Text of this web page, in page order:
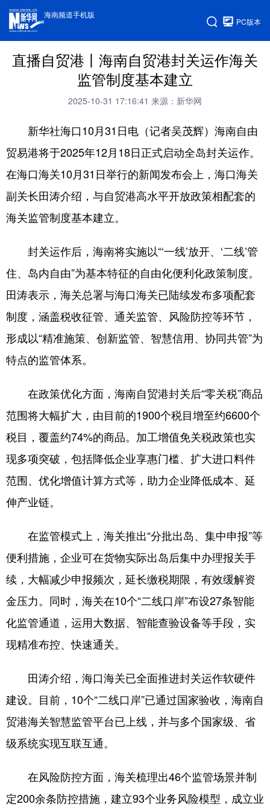
海南频道手机版
PC版本
直播自贸港丨海南自贸港封关运作海关
监管制度基本建立
2025-10-31 17:16:41 来源：新华网
新华社海口10月31日电（记者吴茂辉）海南自由
贸易港将于2025年12月18日正式启动全岛封关运作。
在海口海关10月31日举行的新闻发布会上，海口海关
副关长田涛介绍，与自贸港高水平开放政策相配套的
海关监管制度基本建立。
封关运作后，海南将实施以“‘一线’放开、‘二线’管
住、岛内自由”为基本特征的自由化便利化政策制度。
田涛表示，海关总署与海口海关已陆续发布多项配套
制度，涵盖税收征管、通关监管、风险防控等环节，
形成以“精准施策、创新监管、智慧信用、协同共管”为
特点的监管体系。
在政策优化方面，海南自贸港封关后“零关税”商品
范围将大幅扩大，由目前的1900个税目增至约6600个
税目，覆盖约74%的商品。加工增值免关税政策也实
现多项突破，包括降低企业享惠门槛、扩大进口料件
范围、优化增值计算方式等，助力企业降低成本、延
伸产业链。
在监管模式上，海关推出“分批出岛、集中申报”等
便利措施，企业可在货物实际出岛后集中办理报关手
续，大幅减少申报频次，延长缴税期限，有效缓解资
金压力。同时，海关在10个“二线口岸”布设27条智能
化监管通道，运用大数据、智能查验设备等手段，实
现精准布控、快速通关。
田涛介绍，海口海关已全面推进封关运作软硬件
建设。目前，10个“二线口岸”已通过国家验收，海南自
贸港海关智慧监管平台已上线，并与多个国家级、省
级系统实现互联互通。
在风险防控方面，海关梳理出46个监管场景并制
定200余条防控措施，建立93个业务风险模型，成立业